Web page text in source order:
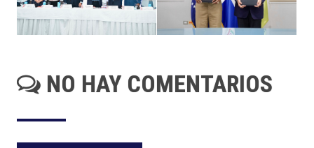
NO HAY COMENTARIOS